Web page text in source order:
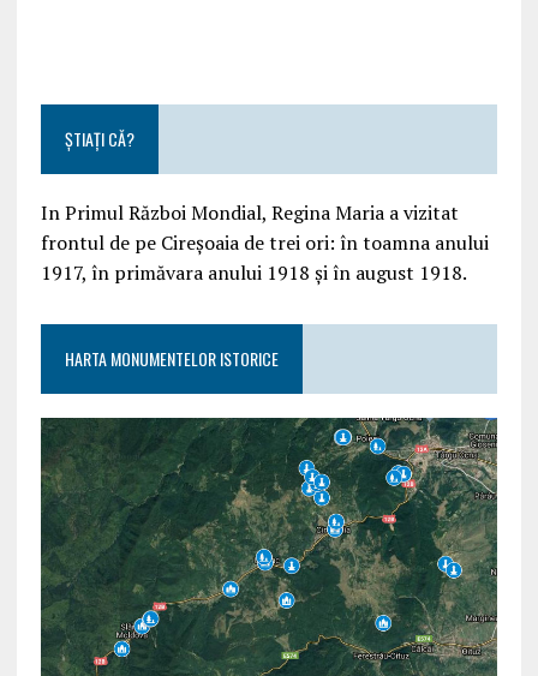
ȘTIAȚI CĂ?
In Primul Război Mondial, Regina Maria a vizitat
frontul de pe Cireșoaia de trei ori: în toamna anului
1917, în primăvara anului 1918 și în august 1918.
HARTA MONUMENTELOR ISTORICE